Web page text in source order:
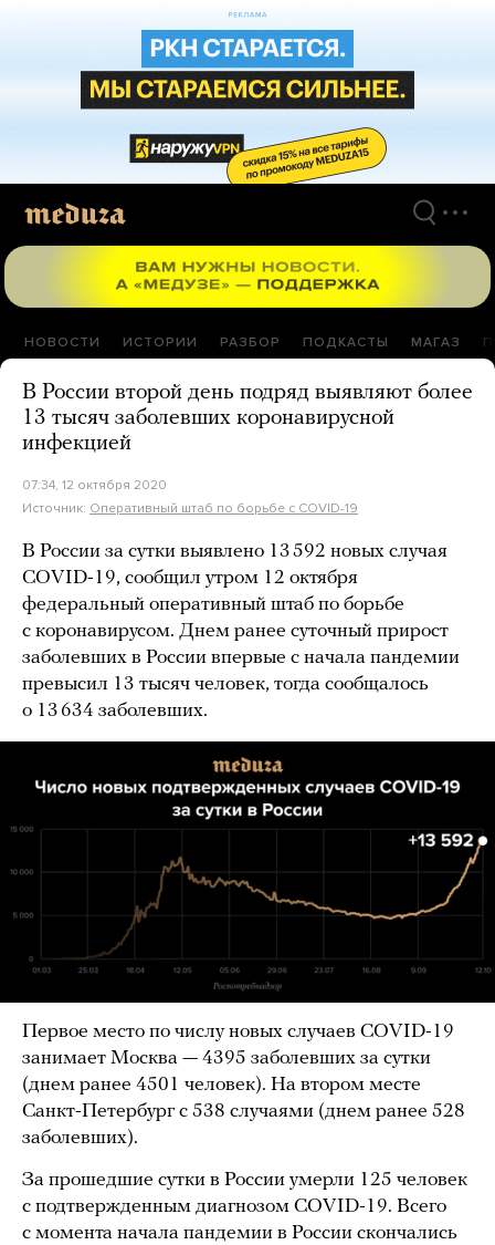
НОВОСТИ ИСТОРИИ РАЗБОР ПОДКАСТЫ МАГАЗ
В России второй день подряд выявляют более
13 тысяч заболевших коронавирусной
инфекцией
07:34, 12 октября 2020
Источник: Оперативный штаб по борьбе с COVID-19
В России за сутки выявлено 13 592 новых случая
COVID-19, сообщил утром 12 октября
федеральный оперативный штаб по борьбе
с коронавирусом. Днем ранее суточный прирост
заболевших в России впервые с начала пандемии
превысил 13 тысяч человек, тогда сообщалось
о 13 634 заболевших.
Первое место по числу новых случаев COVID-19
занимает Москва — 4395 заболевших за сутки
(днем ранее 4501 человек). На втором месте
Санкт-Петербург с 538 случаями (днем ранее 528
заболевших).
За прошедшие сутки в России умерли 125 человек
с подтвержденным диагнозом COVID-19. Всего
с момента начала пандемии в России скончались